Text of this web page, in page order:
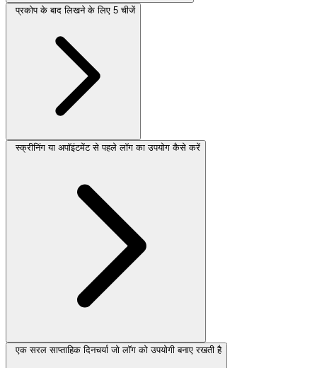
प्रकोप के बाद लिखने के लिए 5 चीजें
स्क्रीनिंग या अपॉइंटमेंट से पहले लॉग का उपयोग कैसे करें
एक सरल साप्ताहिक दिनचर्या जो लॉग को उपयोगी बनाए रखती है